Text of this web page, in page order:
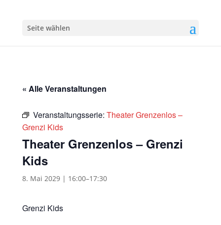
Seite wählen
« Alle Veranstaltungen
Veranstaltungsserie: Theater Grenzenlos –
Grenzi Kids
Theater Grenzenlos – Grenzi
Kids
8. Mai 2029 | 16:00–17:30
Grenzi Kids